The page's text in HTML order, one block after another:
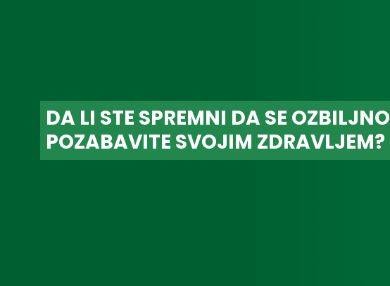
DA LI STE SPREMNI DA SE OZBILJNO
POZABAVITE SVOJIM ZDRAVLJEM?